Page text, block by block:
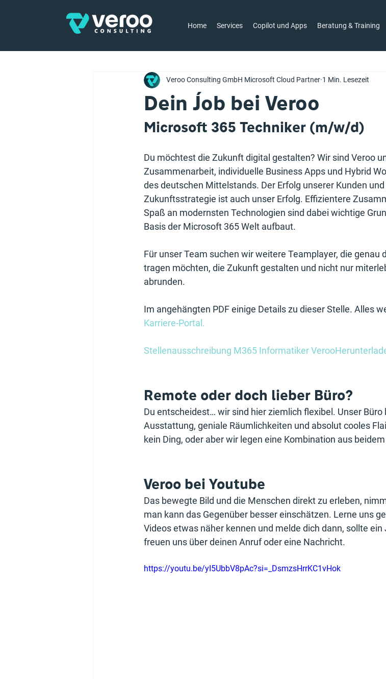
Home Services Copilot und Apps Beratung & Training
Dein Job bei Veroo
Veroo Consulting GmbH Microsoft Cloud Partner 1 Min. Lesezeit
Microsoft 365 Techniker (m/w/d)
Du möchtest die Zukunft digital gestalten? Wir sind Veroo
Zusammenarbeit, individuelle Business Apps und Hybrid
des deutschen Mittelstands. Der Erfolg unserer Kunden
Zukunftsstrategie ist auch unser Erfolg. Effizientere
Spaß an modernsten Technologien sind dabei wichtige
Basis der Microsoft 365 Welt aufbaut.
Für unser Team suchen wir weitere Teamplayer, die genau
tragen möchten, die Zukunft gestalten und nicht nur
abrunden.
Im angehängten PDF einige Details zu dieser Stelle. Alles
Karriere-Portal.
Stellenausschreibung M365 Informatiker
Remote oder doch lieber Büro?
Du entscheidest… wir sind hier ziemlich flexibel. Unser
Ausstattung, geniale Räumlichkeiten und absolut cooles
kein Ding, oder aber wir legen eine Kombination aus
Veroo bei Youtube
Das bewegte Bild und die Menschen direkt zu erleben,
man kann das Gegenüber besser einschätzen. Lerne uns
Videos etwas näher kennen und melde dich dann, sollte ein
freuen uns über deinen Anruf oder eine Nachricht.
https://youtu.be/yI5UbbV8pAc?si=_DsmzsHrrKC1vHok